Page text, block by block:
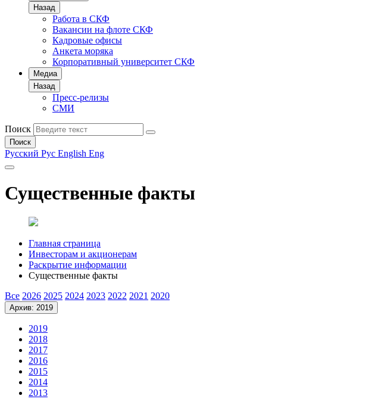
Назад
Работа в СКФ
Вакансии на флоте СКФ
Кадровые офисы
Анкета моряка
Корпоративный университет СКФ
Медиа
Назад
Пресс-релизы
СМИ
Поиск
Поиск
Русский Рус English Eng
Существенные факты
Главная страница
Инвесторам и акционерам
Раскрытие информации
Существенные факты
Все 2026 2025 2024 2023 2022 2021 2020
Архив: 2019
2019
2018
2017
2016
2015
2014
2013